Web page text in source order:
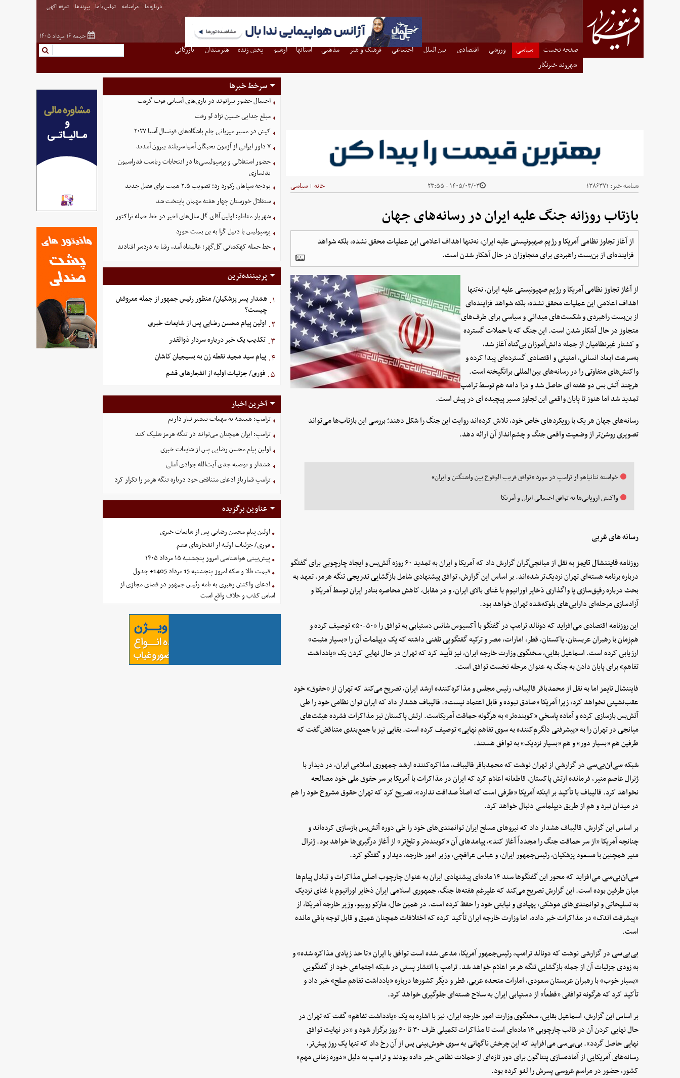
درباره ما مرامنامه تماس با ما پیوندها تعرفه اگهی
جمعه ۱۶ مرداد ۱۴۰۵
صفحه نخست سیاسی ورزشی اقتصادی بین الملل اجتماعی فرهنگ و هنر مذهبی استانها آرشیو پخش زنده هنرمندان
بازرگانی
شهروند خبرنگار
شناسه خبر: ۱۳۸۶۳۷۱ ۱۴۰۵/۰۳/۰۳ - ۲۳:۵۵ خانه | سیاسی
بازتاب روزانه جنگ علیه ایران در رسانه‌های جهان
از آغاز تجاوز نظامی آمریکا و رژیم صهیونیستی علیه ایران، نه‌تنها اهداف اعلامی این عملیات محقق نشده، بلکه شواهد
فزاینده‌ای از بن‌بست راهبردی برای متجاوزان در حال آشکار شدن است.
از آغاز تجاوز نظامی آمریکا و رژیم صهیونیستی علیه ایران، نه‌تنها
اهداف اعلامی این عملیات محقق نشده، بلکه شواهد فزاینده‌ای
از بن‌بست راهبردی و شکست‌های میدانی و سیاسی برای طرف‌های
متجاوز در حال آشکار شدن است. این جنگ که با حملات گسترده
و کشتار غیرنظامیان از جمله دانش‌آموزان بی‌گناه آغاز شد،
به‌سرعت ابعاد انسانی، امنیتی و اقتصادی گسترده‌ای پیدا کرده و
واکنش‌های متفاوتی را در رسانه‌های بین‌المللی برانگیخته است.
هرچند آتش بس دو هفته ای حاصل شد و درا دامه هم توسط ترامپ
تمدید شد اما هنوز تا پایان واقعی این تجاوز مسیر پیچیده ای در پیش است.
رسانه‌های جهان هر یک با رویکردهای خاص خود، تلاش کرده‌اند روایت این جنگ را شکل دهند؛ بررسی این بازتاب‌ها می‌تواند
تصویری روشن‌تر از وضعیت واقعی جنگ و چشم‌انداز آن ارائه دهد.
خواسته نتانیاهو از ترامپ در مورد «توافق قریب الوقوع بین واشنگتن و ایران»
واکنش اروپایی‌ها به توافق احتمالی ایران و آمریکا
رسانه های غربی
روزنامهفایننشال تایمز
به نقل از میانجی‌گران گزارش داد که آمریکا و ایران به تمدید ۶۰ روزه آتش‌بس و ایجاد چارچوبی برای گفتگو
درباره برنامه هسته‌ای تهران نزدیک‌تر شده‌اند. بر اساس این گزارش، توافق پیشنهادی شامل بازگشایی تدریجی تنگه هرمز، تعهد به
بحث درباره رقیق‌سازی یا واگذاری ذخایر اورانیوم با غنای بالای ایران، و در مقابل، کاهش محاصره بنادر ایران توسط آمریکا و
آزادسازی مرحله‌ای دارایی‌های بلوکه‌شده تهران خواهد بود.
این روزنامه اقتصادی می‌افزاید که دونالد ترامپ در گفتگو با آکسیوس شانس دستیابی به توافق را «۵۰-۵۰» توصیف کرده و
هم‌زمان با رهبران عربستان، پاکستان، قطر، امارات، مصر و ترکیه گفتگویی تلفنی داشته که یک دیپلمات آن را «بسیار مثبت»
ارزیابی کرده است. اسماعیل بقایی، سخنگوی وزارت خارجه ایران، نیز تأیید کرد که تهران در حال نهایی کردن یک «یادداشت
تفاهم» برای پایان دادن به جنگ به عنوان مرحله نخست توافق است.
فایننشال تایمز اما به نقل از محمدباقر قالیباف، رئیس مجلس و مذاکره‌کننده ارشد ایران، تصریح می‌کند که تهران از «حقوق» خود
عقب‌نشینی نخواهد کرد، زیرا آمریکا «صادق نبوده و قابل اعتماد نیست». قالیباف هشدار داد که ایران توان نظامی خود را طی
آتش‌بس بازسازی کرده و آماده پاسخی «کوبنده‌تر» به هرگونه حماقت آمریکاست. ارتش پاکستان نیز مذاکرات فشرده هیئت‌های
میانجی در تهران را به «پیشرفتی دلگرم‌کننده به سوی تفاهم نهایی» توصیف کرده است. بقایی نیز با جمع‌بندی متناقض‌گفت که
طرفین هم «بسیار دور» و هم «بسیار نزدیک» به توافق هستند.
شبکهسی‌ان‌بی‌سیدر گزارشی از تهران نوشت که محمدباقر قالیباف، مذاکره‌کننده ارشد جمهوری اسلامی ایران، در دیدار با
ژنرال عاصم منیر، فرمانده ارتش پاکستان، قاطعانه اعلام کرد که ایران در مذاکرات با آمریکا بر سر حقوق ملی خود مصالحه
نخواهد کرد. قالیباف با تأکید بر اینکه آمریکا «طرفی است که اصلاً صداقت ندارد»، تصریح کرد که تهران حقوق مشروع خود را هم
در میدان نبرد و هم از طریق دیپلماسی دنبال خواهد کرد.
بر اساس این گزارش، قالیباف هشدار داد که نیروهای مسلح ایران توانمندی‌های خود را طی دوره آتش‌بس بازسازی کرده‌اند و
چنانچه آمریکا «از سر حماقت جنگ را مجدداً آغاز کند»، پیامدهای آن «کوبنده‌تر و تلخ‌تر» از آغاز درگیری‌ها خواهد بود. ژنرال
منیر همچنین با مسعود پزشکیان، رئیس‌جمهور ایران، و عباس عراقچی، وزیر امور خارجه، دیدار و گفتگو کرد.
سی‌ان‌بی‌سی
می‌افزاید که محور این گفتگوها سند ۱۴ ماده‌ای پیشنهادی ایران به عنوان چارچوب اصلی مذاکرات و تبادل پیام‌ها
میان طرفین بوده است. این گزارش تصریح می‌کند که علیرغم هفته‌ها جنگ، جمهوری اسلامی ایران ذخایر اورانیوم با غنای نزدیک
به تسلیحاتی و توانمندی‌های موشکی، پهپادی و نیابتی خود را حفظ کرده است. در همین حال، مارکو روبیو، وزیر خارجه آمریکا، از
«پیشرفت اندک» در مذاکرات خبر داده، اما وزارت خارجه ایران تأکید کرده که اختلافات همچنان عمیق و قابل توجه باقی مانده
است.
بی‌بی‌سیدر گزارشی نوشت که دونالد ترامپ، رئیس‌جمهور آمریکا، مدعی شده است توافق با ایران «تا حد زیادی مذاکره شده» و
به زودی جزئیات آن از جمله بازگشایی تنگه هرمز اعلام خواهد شد. ترامپ با انتشار پستی در شبکه اجتماعی خود از گفتگویی
«بسیار خوب» با رهبران عربستان سعودی، امارات متحده عربی، قطر و دیگر کشورها درباره «یادداشت تفاهم صلح» خبر داد و
تأکید کرد که هرگونه توافقی «قطعاً» از دستیابی ایران به سلاح هسته‌ای جلوگیری خواهد کرد.
بر اساس این گزارش، اسماعیل بقایی، سخنگوی وزارت امور خارجه ایران، نیز با اشاره به یک «یادداشت تفاهم» گفت که تهران در
حال نهایی کردن آن در قالب چارچوبی ۱۴ ماده‌ای است تا مذاکرات تکمیلی ظرف ۳۰ تا ۶۰ روز برگزار شود و «در نهایت توافق
نهایی حاصل گردد». بی‌بی‌سی می‌افزاید که این چرخش ناگهانی به سوی خوش‌بینی پس از آن رخ داد که تنها یک روز پیش‌تر،
رسانه‌های آمریکایی از آماده‌سازی پنتاگون برای دور تازه‌ای از حملات نظامی خبر داده بودند و ترامپ به دلیل «دوره زمانی مهم»
کشور، حضور در مراسم عروسی پسرش را لغو کرده بود.
سرخط خبرها
احتمال حضور بیرانوند در بازی‌های آسیایی قوت گرفت
مبلغ جدایی حسین نژاد لو رفت
کیش در مسیر میزبانی جام باشگاه‌های فوتسال آسیا ۲۰۲۷
۷ داور ایرانی از آزمون نخبگان آسیا سربلند بیرون آمدند
حضور استقلالی و پرسپولیسی‌ها در انتخابات ریاست فدراسیون
بدنسازی
بودجه سپاهان رکورد زد؛ تصویب ۲.۵ همت برای فصل جدید
ستقلال خوزستان چهار هفته مهمان پایتخت شد
شهریار مغانلو؛ اولین آقای گل سال‌های اخیر در خط حمله تراکتور
پرسپولیس با دنیل گرا به بن بست خورد
خط حمله کهکشانی گل‌گهر؛ عالیشاه آمد، رقبا به دردسر افتادند
پربیننده‌ترین
۱. هشدار پسر پزشکیان/ منظور رئیس جمهور از جمله معروفش
چیست؟
۲. اولین پیام محسن رضایی پس از شایعات خبری
۳. تکذیب یک خبر درباره سردار ذوالقدر
۴. پیام سید مجید نقطه زن به بسیجیان کاشان
۵. فوری/ جزئیات اولیه از انفجارهای قشم
آخرین اخبار
ترامپ: همیشه به مهمات بیشتر نیاز داریم
ترامپ: ایران همچنان می‌تواند در تنگه هرمز شلیک کند
اولین پیام محسن رضایی پس از شایعات خبری
هشدار و توصیه جدی آیت‌الله جوادی آملی
ترامپ قمارباز ادعای متناقض خود درباره تنگه هرمز را تکرار کرد
عناوین برگزیده
اولین پیام محسن رضایی پس از شایعات خبری
فوری/ جزئیات اولیه از انفجارهای قشم
پیش‌بینی هواشناسی امروز پنجشنبه ۱۵ مرداد ۱۴۰۵
قیمت طلا و سکه امروز پنجشنبه 15 مرداد 1405+ جدول
ادعای واکنش رهبری به نامه رئیس جمهور در فضای مجازی از
اساس کذب و خلاف واقع است